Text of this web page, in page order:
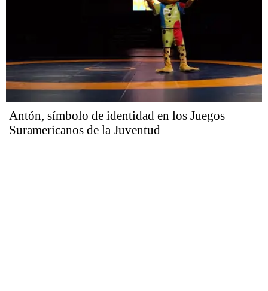
Antón, símbolo de identidad en los Juegos
Suramericanos de la Juventud